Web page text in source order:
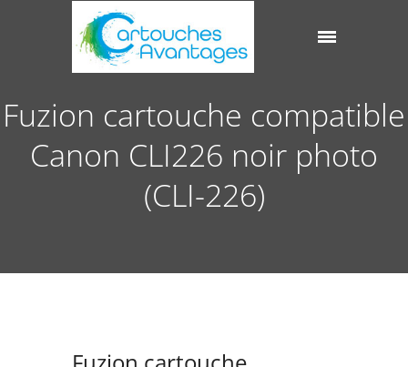
Fuzion cartouche compatible
Canon CLI226 noir photo
(CLI-226)